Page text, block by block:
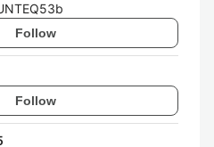
Follow
Follow